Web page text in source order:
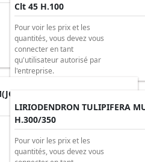
Clt 45 H.100
Pour voir les prix et les
quantités, vous devez vous
connecter en tant
qu'utilisateur autorisé par
l'entreprise.
PON PON 3
LIRIODENDRON TULIPIFERA
H.300/350
Pour voir les prix et les
quantités, vous devez vous